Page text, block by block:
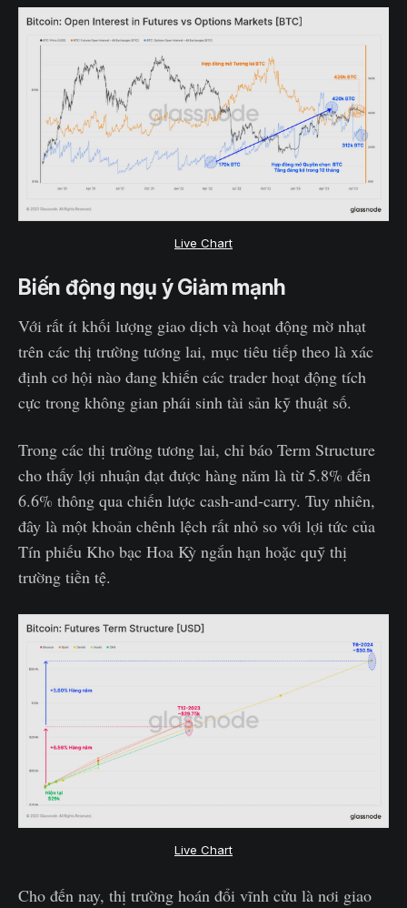
Live Chart
Biến động ngụ ý Giảm mạnh
Với rất ít khối lượng giao dịch và hoạt động mờ nhạt
trên các thị trường tương lai, mục tiêu tiếp theo là xác
định cơ hội nào đang khiến các trader hoạt động tích
cực trong không gian phái sinh tài sản kỹ thuật số.
Trong các thị trường tương lai, chỉ báo Term Structure
cho thấy lợi nhuận đạt được hàng năm là từ 5.8% đến
6.6% thông qua chiến lược cash-and-carry. Tuy nhiên,
đây là một khoản chênh lệch rất nhỏ so với lợi tức của
Tín phiếu Kho bạc Hoa Kỳ ngắn hạn hoặc quỹ thị
trường tiền tệ.
Live Chart
Cho đến nay, thị trường hoán đổi vĩnh cửu là nơi giao